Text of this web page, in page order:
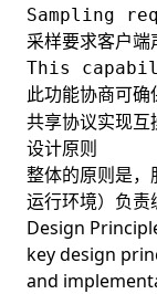
Sampling
采样要求客户
This
共享协议实现互
设计原则
整体的原则是，
运行环境）负责
Design
key design
and